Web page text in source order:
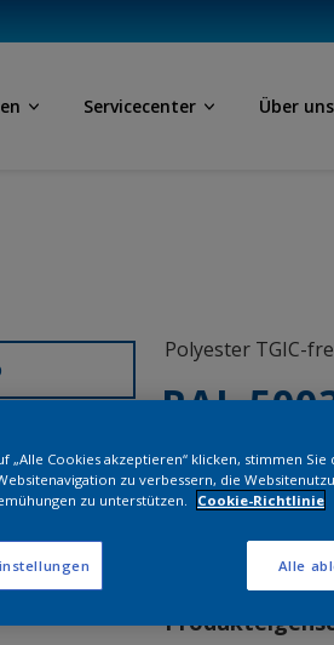
Servicecenter Über uns
Polyester TGIC-
RAL
SJ703JR
Muster
„Alle Cookies akzeptieren“ klicken, stimmen
zu verbessern, die
zu unterstützen.
Cookie-Richtlinie
Alle